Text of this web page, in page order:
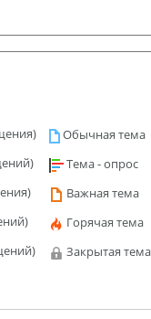
Обычная тема
Тема - опрос
Важная тема
Горячая тема
Закрытая тема